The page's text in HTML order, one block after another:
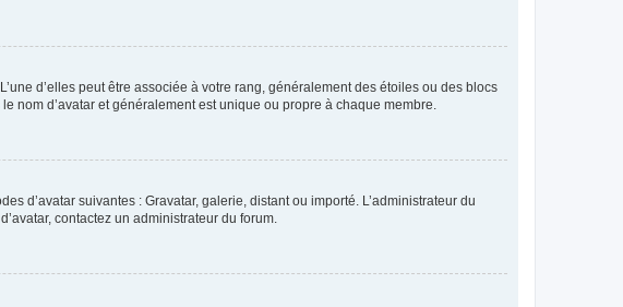
d’elles peut être associée à votre rang, généralement des étoiles ou des blocs
nom d’avatar et généralement est unique ou propre à chaque membre.
d’avatar suivantes : Gravatar, galerie, distant ou importé. L’administrateur du
contactez un administrateur du forum.